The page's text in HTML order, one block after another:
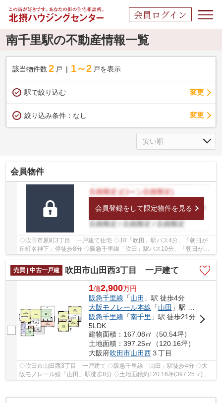
会員ログイン
南千里駅の不動産情報一覧
該当物件数 2 戸 1～2 戸を表示
駅で絞り込む 変更
絞り込み条件： なし 変更
会員物件
会員登録をして限定物件を見る
◇吹田市原町3丁目 一戸建て住宅 ◇JR「吹田」駅バス4分、「朝日が
丘町名神下」停徒歩8分 ◇阪急千里線「吹田」駅バス10分、「朝日が丘
売買 | 中古一戸建
吹田市山田西3丁目 一戸建て
1億2,900万円
阪急千里線 「山田 」駅 徒歩4分
大阪モノレール本線 「山田 」駅 徒歩8分
阪急千里線 「南千里 」駅 徒歩21分
5LDK
建物面積：167.08㎡（50.54坪）
土地面積：397.25㎡（120.16坪）
大阪府吹田市山田西３丁目
◇吹田市山田西3丁目 一戸建て ◇阪急千里線「山田」駅徒歩4分 ◇大
阪モノレール線「山田」駅徒歩8分 ◇土地面積約120.16坪(397.25㎡) ◇